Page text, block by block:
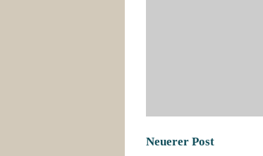
Neuerer Post